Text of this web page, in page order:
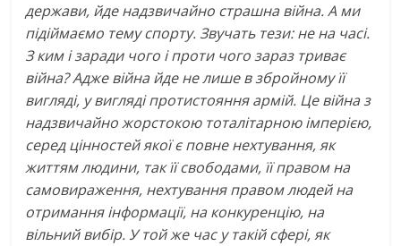
держави, йде надзвичайно страшна війна. А ми
підіймаємо тему спорту. Звучать тези: не на часі.
З ким і заради чого і проти чого зараз триває
війна? Адже війна йде не лише в збройному її
вигляді, у вигляді протистояння армій. Це війна з
надзвичайно жорстокою тоталітарною імперією,
серед цінностей якої є повне нехтування, як
життям людини, так її свободами, її правом на
самовираження, нехтування правом людей на
отримання інформації, на конкуренцію, на
вільний вибір. У той же час у такій сфері, як